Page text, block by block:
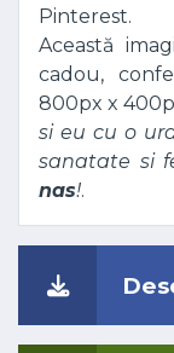
Pinterest.
Această
cadou,
800px x
si eu cu o
sanatate si
nas!.